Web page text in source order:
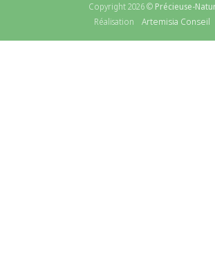
Copyright 2026 © Précieuse-
Réalisation
Artemisia Conseil